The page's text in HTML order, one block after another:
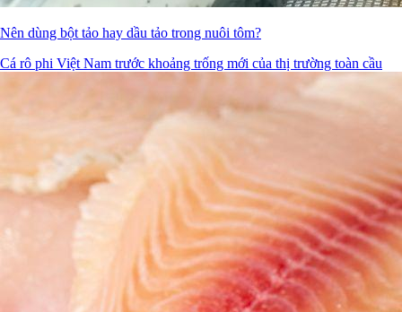
Nên dùng bột tảo hay dầu tảo trong nuôi tôm?
Cá rô phi Việt Nam trước khoảng trống mới của thị trường toàn cầu